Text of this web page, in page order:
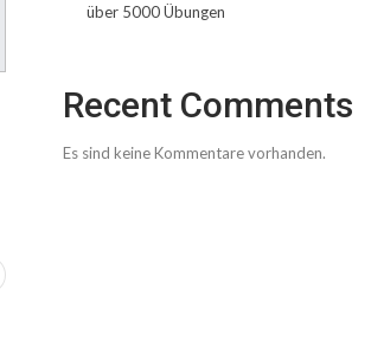
über 5000 Übungen
Recent Comments
Es sind keine Kommentare vorhanden.